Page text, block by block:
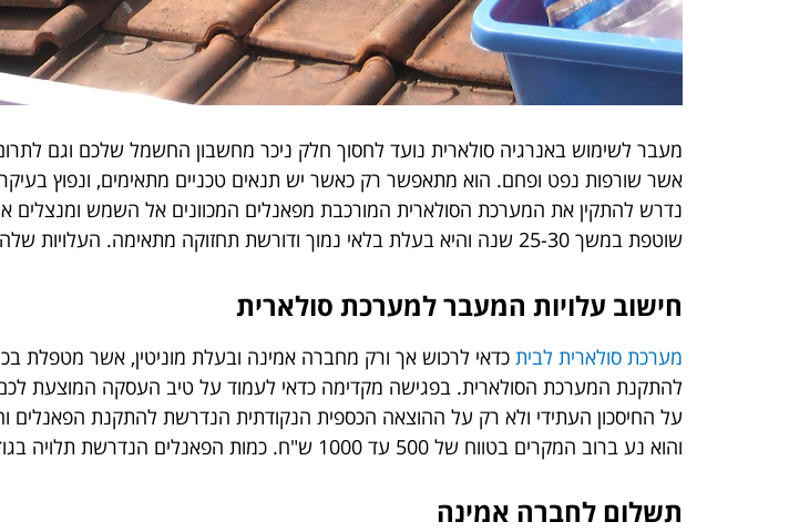
מעבר לשימוש באנרגיה סולארית נועד לחסוך חלק ניכר מחשבון החשמל שלכם וגם
אשר שורפות נפט ופחם. הוא מתאפשר רק כאשר יש תנאים טכניים מתאימים, ונפוץ
נדרש להתקין את המערכת הסולארית המורכבת מפאנלים המכוונים אל השמש
שוטפת במשך 25-30 שנה והיא בעלת בלאי נמוך ודורשת תחזוקה מתאימה. העלויות שלה תלויות בגודל הגג ובשטח הדירה או החלל אליהם היא מיועדת לספק חשמל.
חישוב עלויות המעבר למערכת סולארית
מערכת סולארית לבית כדאי לרכוש אך ורק מחברה אמינה ובעלת מוניטין, אשר מטפלת
להתקנת המערכת הסולארית. בפגישה מקדימה כדאי לעמוד על טיב העסקה המוצעת
והוא נע ברוב המקרים בטווח של 500 עד 1000 ש"ח. כמות הפאנלים הנדרשת תלויה בגודל הגג ובעוצמה המבוקשת של האנרגיה.
תשלום לחברה אמינה